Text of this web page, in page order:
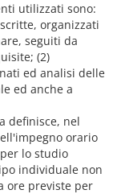
utilizzati sono:
organizzati
seguiti da
(2)
ed analisi delle
ed anche a
definisce, nel
orario
lo studio
individuale non
ore previste per